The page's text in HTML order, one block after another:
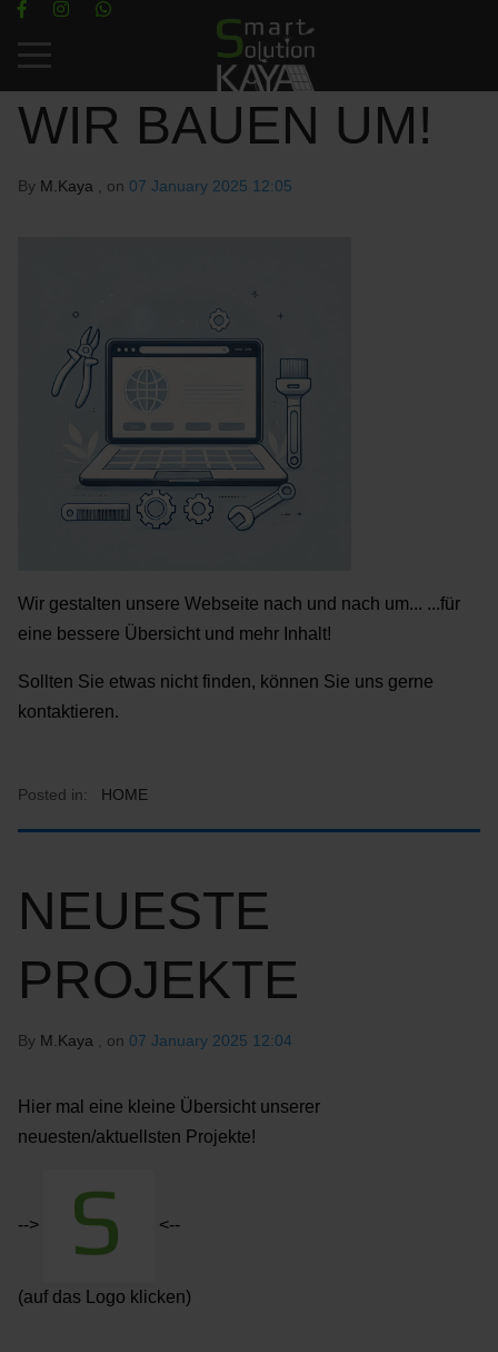
Mobile Menu Toggle
WIR BAUEN UM!
By M.Kaya , on 07 January 2025 12:05
Wir gestalten unsere Webseite nach und nach um... ...für
eine bessere Übersicht und mehr Inhalt!
Sollten Sie etwas nicht finden, können Sie uns gerne
kontaktieren.
Posted in: HOME
NEUESTE
PROJEKTE
By M.Kaya , on 07 January 2025 12:04
Hier mal eine kleine Übersicht unserer
neuesten/aktuellsten Projekte!
--> <--
(auf das Logo klicken)